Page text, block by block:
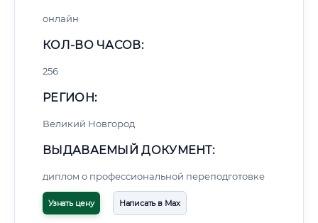
онлайн
КОЛ-ВО ЧАСОВ:
256
РЕГИОН:
Великий Новгород
ВЫДАВАЕМЫЙ ДОКУМЕНТ:
диплом о профессиональной переподготовке
Узнать цену Написать в Max